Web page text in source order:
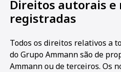
Direitos autorais e
registradas
Todos os direitos relativos a
do Grupo Ammann são de
Ammann ou de terceiros. Os